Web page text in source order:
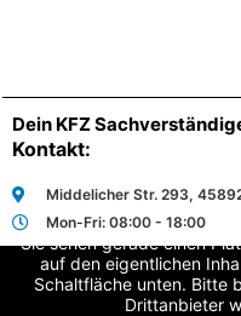
Dein KFZ
Kontakt:
Middelicher Str. 293,
Mon-Fri: 08:00 - 18:00
Sie sehen gerade einen
auf den eigentlichen
Schaltfläche unten. Bitte
Drittanbieter